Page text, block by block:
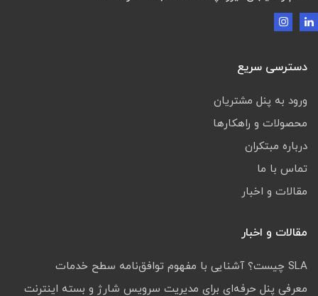
دسترسی سریع
ورود به پنل مشتریان
محصولات و راهکارها
درباره مبتکران
تماس با ما
مقالات و اخبار
مقالات و اخبار
SLA چیست؟ آشنایی با مفهوم توافق‌نامه سطح خدمات
معرفی پنل حرفه‌ای برای مدیریت سرویس شارژ و بسته اینترنت